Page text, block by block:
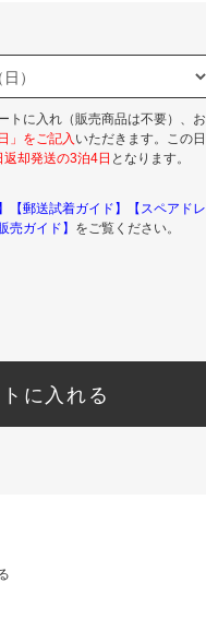
トに入れ（販売商品は不要）、お
」をご記入 いただきます。この日
却発送の3泊4日 となります。
【郵送試着ガイド】
【スペアドレ
売ガイド】 をご覧ください。
に入れる